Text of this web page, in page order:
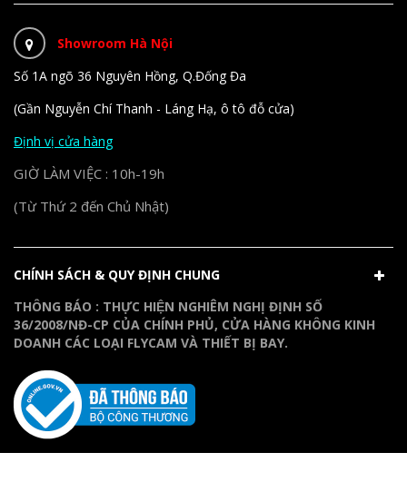
Showroom Hà Nội
Số 1A ngõ 36 Nguyên Hồng, Q.Đống Đa
(Gần Nguyễn Chí Thanh - Láng Hạ, ô tô đỗ cửa)
Định vị cửa hàng
GIỜ LÀM VIỆC : 10h-19h
(Từ Thứ 2 đến Chủ Nhật)
CHÍNH SÁCH & QUY ĐỊNH CHUNG
THÔNG BÁO : THỰC HIỆN NGHIÊM NGHỊ ĐỊNH SỐ
36/2008/NĐ-CP CỦA CHÍNH PHỦ, CỬA HÀNG KHÔNG KINH
DOANH CÁC LOẠI FLYCAM VÀ THIẾT BỊ BAY.